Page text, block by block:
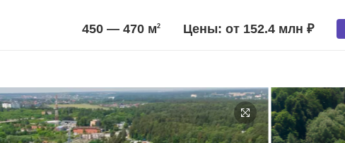
Цены: от 152.4 млн ₽
450 — 470 м2